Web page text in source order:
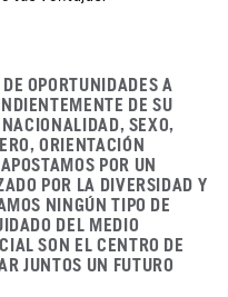
OPORTUNIDADES A
DE SU
SEXO,
ORIENTACIÓN
POR UN
POR LA DIVERSIDAD Y
NINGÚN TIPO DE
DEL MEDIO
SON EL CENTRO DE
JUNTOS UN FUTURO